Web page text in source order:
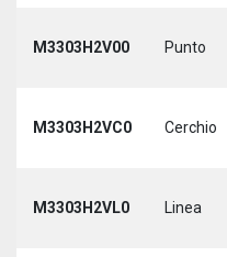
M3303H2V00 Punto
M3303H2VC0 Cerchio
M3303H2VL0 Linea